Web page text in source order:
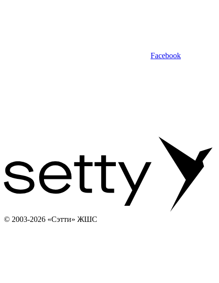
Facebook
© 2003-2026 «Сэтти» ЖШС